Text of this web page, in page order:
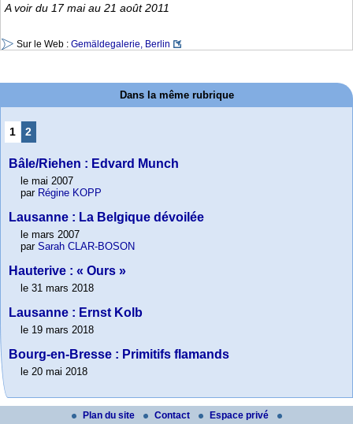
A voir du 17 mai au 21 août 2011
Sur le Web : Gemäldegalerie, Berlin
Dans la même rubrique
1 2
Bâle/Riehen : Edvard Munch
le mai 2007
par Régine KOPP
Lausanne : La Belgique dévoilée
le mars 2007
par Sarah CLAR-BOSON
Hauterive : « Ours »
le 31 mars 2018
Lausanne : Ernst Kolb
le 19 mars 2018
Bourg-en-Bresse : Primitifs flamands
le 20 mai 2018
Plan du site Contact Espace privé